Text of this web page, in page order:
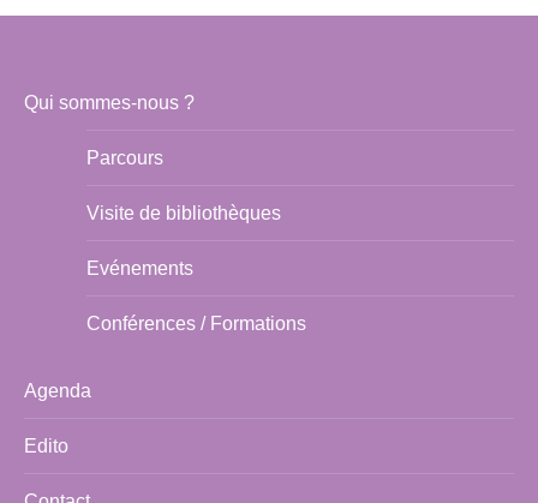
Qui sommes-nous ?
Parcours
Visite de bibliothèques
Evénements
Conférences / Formations
Agenda
Edito